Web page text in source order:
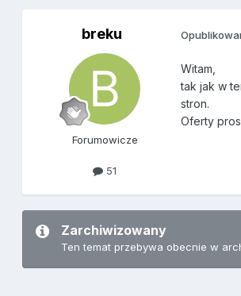
breku
Forumowicze
51
Witam,
tak jak w
stron.
Oferty
Zarchiwizowany
Ten temat przebywa obecnie w